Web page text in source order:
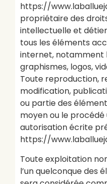
https://
propriétaire des
intellectuelle et
tous les éléments
internet, notamment
graphismes, logos,
Toute reproduction,
modification,
ou partie des
moyen ou le procédé
autorisation écrite
https://
Toute exploitation
l’un quelconque des